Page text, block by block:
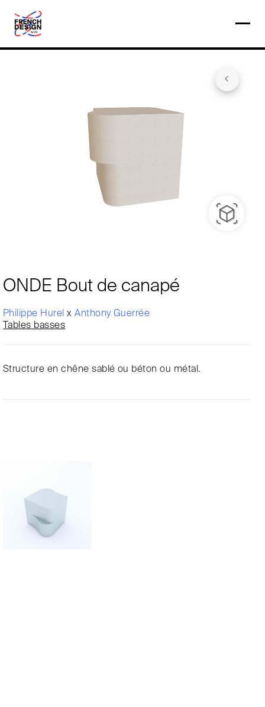
ONDE Bout de canapé
Philippe HurelxAnthony Guerrée
Tables basses
Structure en chêne sablé ou béton ou métal.